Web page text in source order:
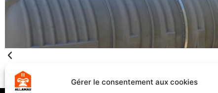
Gérer le consentement aux cookies